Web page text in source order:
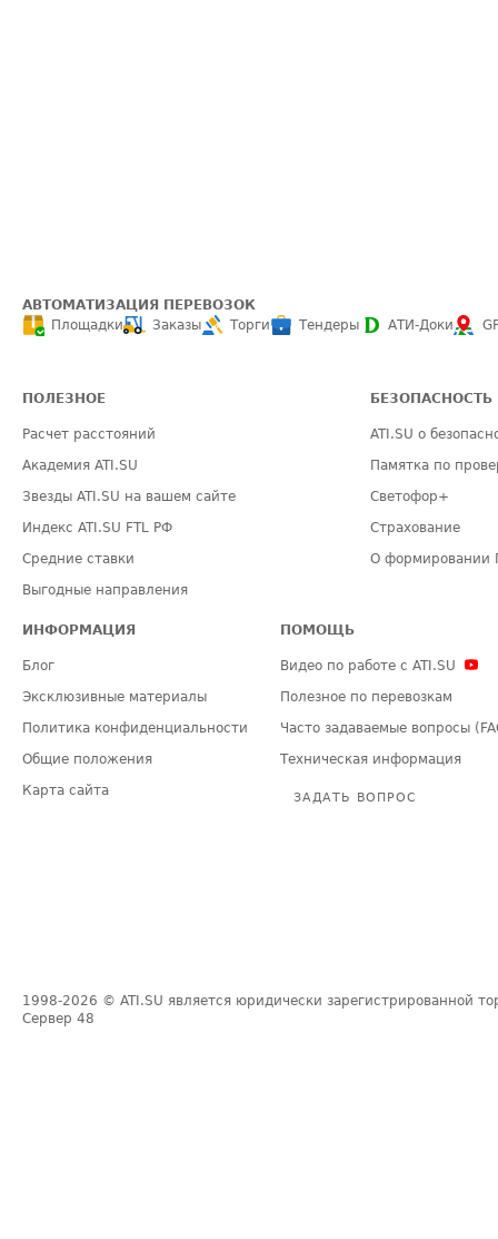
АВТОМАТИЗАЦИЯ ПЕРЕВОЗОК
Площадки
Заказы Торги Тендеры АТИ-Доки
ПОЛЕЗНОЕ
Расчет расстояний
Академия ATI.SU
Звезды ATI.SU на вашем сайте
Индекс ATI.SU FTL РФ
Средние ставки
Выгодные направления
БЕЗОПАСНОСТЬ
ATI.SU о
Памятка по
Светофор+
Страхование
О формировании
ИНФОРМАЦИЯ
Блог
Эксклюзивные материалы
Политика конфиденциальности
Общие положения
Карта сайта
ПОМОЩЬ
Видео по работе с ATI.SU
Полезное по перевозкам
Часто задаваемые вопросы
Техническая информация
ЗАДАТЬ ВОПРОС
1998-2026 © ATI.SU является юридически зарегистрированной
Сервер 48